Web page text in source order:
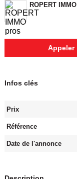
ROPERT IMMO
Appeler
Infos clés
Prix
Référence
Date de l'annonce